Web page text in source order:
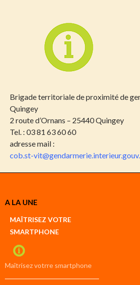
Brigadeterritoriale de proximité de
Quingey
2 route d’Ornans – 25440 Quingey
Tel. : 03 81 63 60 60
adresse mail :
cob.st-
A LA UNE
MAÎTRISEZ VOTRE
SMARTPHONE
Maîtrisez votrre smartphone